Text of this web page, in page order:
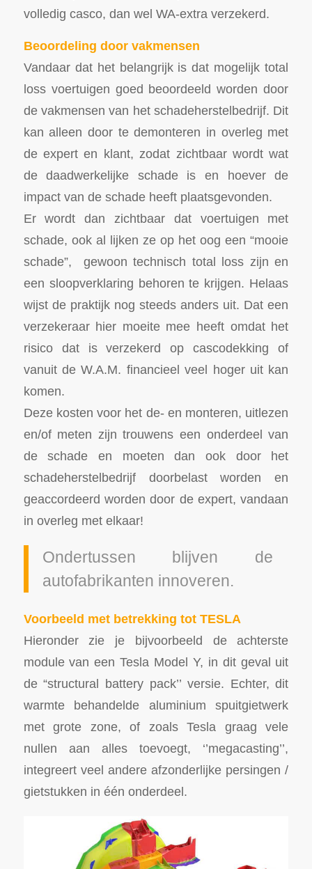
volledig casco, dan wel WA-extra verzekerd.
Beoordeling door vakmensen
Vandaar dat het belangrijk is dat mogelijk total
loss voertuigen goed beoordeeld worden door
de vakmensen van het schadeherstelbedrijf. Dit
kan alleen door te demonteren in overleg met
de expert en klant, zodat zichtbaar wordt wat
de daadwerkelijke schade is en hoever de
impact van de schade heeft plaatsgevonden.
Er wordt dan zichtbaar dat voertuigen met
schade, ook al lijken ze op het oog een “mooie
schade”, gewoon technisch total loss zijn en
een sloopverklaring behoren te krijgen. Helaas
wijst de praktijk nog steeds anders uit. Dat een
verzekeraar hier moeite mee heeft omdat het
risico dat is verzekerd op cascodekking of
vanuit de W.A.M. financieel veel hoger uit kan
komen.
Deze kosten voor het de- en monteren, uitlezen
en/of meten zijn trouwens een onderdeel van
de schade en moeten dan ook door het
schadeherstelbedrijf doorbelast worden en
geaccordeerd worden door de expert, vandaan
in overleg met elkaar!
Ondertussen blijven de
autofabrikanten innoveren.
Voorbeeld met betrekking tot TESLA
Hieronder zie je bijvoorbeeld de achterste
module van een Tesla Model Y, in dit geval uit
de “structural battery pack’’ versie. Echter, dit
warmte behandelde aluminium spuitgietwerk
met grote zone, of zoals Tesla graag vele
nullen aan alles toevoegt, ‘’megacasting’’,
integreert veel andere afzonderlijke persingen /
gietstukken in één onderdeel.